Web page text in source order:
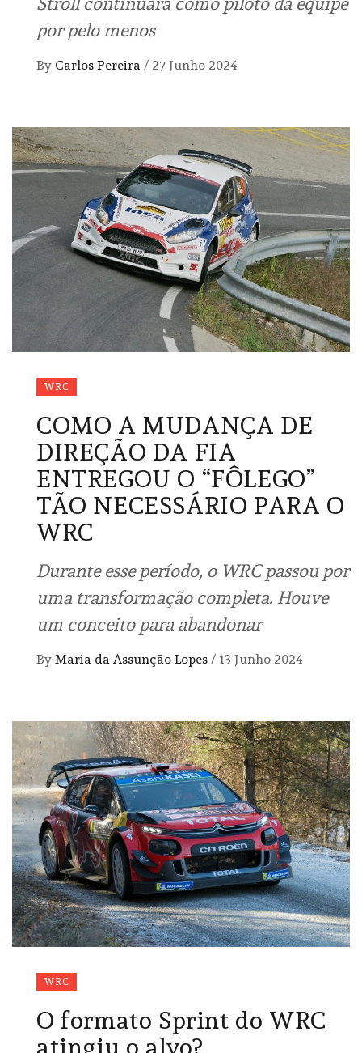
por pelo menos
By Carlos Pereira / 27 Junho 2024
WRC
COMO A MUDANÇA DE
DIREÇÃO DA FIA
ENTREGOU O “FÔLEGO”
TÃO NECESSÁRIO PARA O
WRC
Durante esse período, o WRC passou por
uma transformação completa. Houve
um conceito para abandonar
By Maria da Assunção Lopes / 13 Junho 2024
WRC
O formato Sprint do WRC
atingiu o alvo?